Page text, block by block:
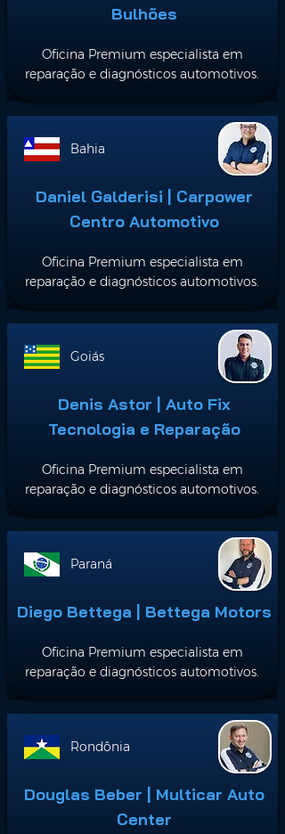
Bulhões
Oficina Premium especialista em
reparação e diagnósticos automotivos.
Bahia
Daniel Galderisi | Carpower
Centro Automotivo
Oficina Premium especialista em
reparação e diagnósticos automotivos.
Goiás
Denis Astor | Auto Fix
Tecnologia e Reparação
Oficina Premium especialista em
reparação e diagnósticos automotivos.
Paraná
Diego Bettega | Bettega Motors
Oficina Premium especialista em
reparação e diagnósticos automotivos.
Rondônia
Douglas Beber | Multicar Auto
Center